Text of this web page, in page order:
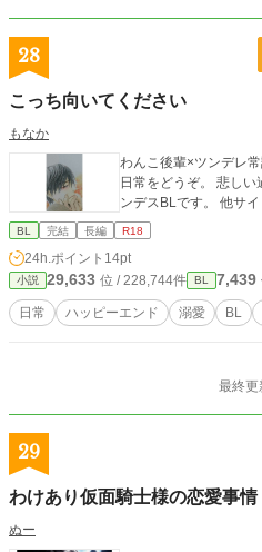
28
こっち向いてください
もなか
わんこ後輩×ツンデレ
日常をどうぞ。 悲し
ンデスBLです。 他サ
BL 完結 長編 R18
24h.ポイント 14pt
小説 29,633 位 / 228,744件 BL 7,439
日常 ハッピーエンド 溺愛 BL
最終更
29
わけあり仮面騎士様の恋愛事情
ぬー